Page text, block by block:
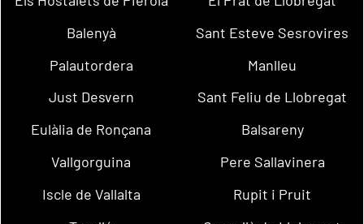
Balenyà
Sant Esteve Sesrovires
Palautordera
Manlleu
Just Desvern
Sant Feliu de Llobregat
Eulàlia de Ronçana
Balsareny
Vallgorguina
Pere Sallavinera
Iscle de Vallalta
Rupit i Pruit